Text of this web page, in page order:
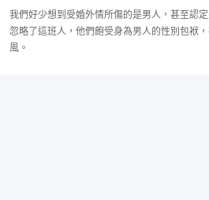
我們好少想到受婚外情所傷的是男人，甚至認
忽略了這班人，他們飽受身為男人的性別包袱
風。